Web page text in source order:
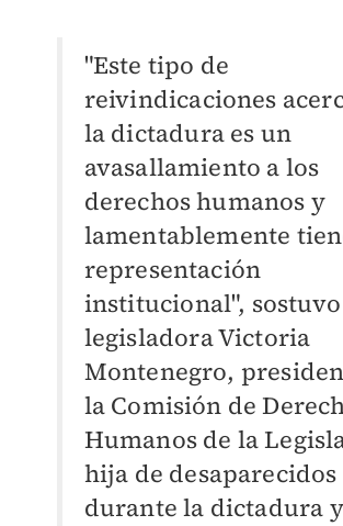
"Este tipo de
reivindicaciones
la dictadura es un
avasallamiento a los
derechos humanos y
lamentablemente
representación
institucional",
legisladora Victoria
Montenegro,
la Comisión de
Humanos de la
hija de desaparecidos
durante la dictadura y